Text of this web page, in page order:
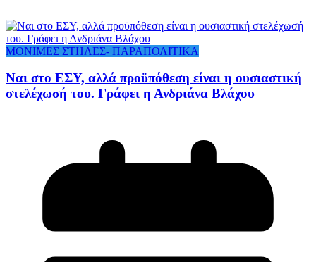
ΜΟΝΙΜΕΣ ΣΤΗΛΕΣ- ΠΑΡΑΠΟΛΙΤΙΚΑ
Ναι στο ΕΣΥ, αλλά προϋπόθεση είναι η ουσιαστική
στελέχωσή του. Γράφει η Ανδριάνα Βλάχου